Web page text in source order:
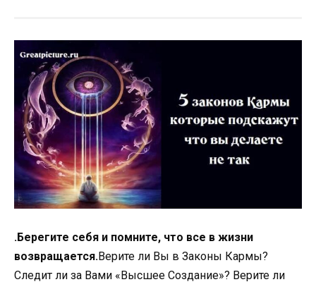
.Берегите себя и помните, что все в жизни
возвращается.Верите ли Вы в Законы Кармы?
Следит ли за Вами «Высшее Создание»? Верите ли